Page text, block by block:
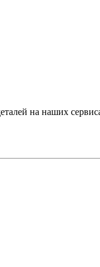
на наших